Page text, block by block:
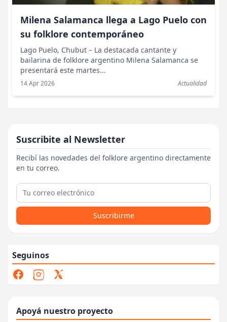
Milena Salamanca llega a Lago Puelo con
su folklore contemporáneo
Lago Puelo, Chubut – La destacada cantante y
bailarina de folklore argentino Milena Salamanca se
presentará este martes...
14 Apr 2026 Actualidad
Suscribite al Newsletter
Recibí las novedades del folklore argentino directamente
en tu correo.
Suscribirme
Seguinos
Apoyá nuestro proyecto